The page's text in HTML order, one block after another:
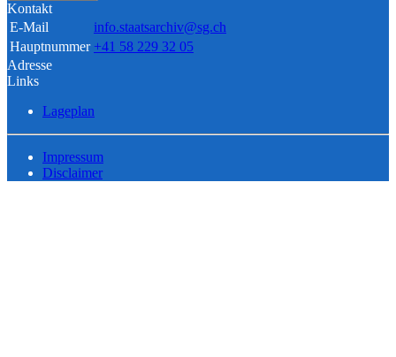
Kontakt
E-Mail
info.staatsarchiv@sg.ch
Hauptnummer +41 58 229 32 05
Adresse
Links
Lageplan
Impressum
Disclaimer